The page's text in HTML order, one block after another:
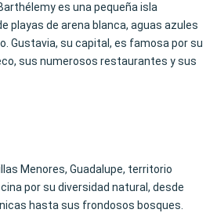
es una pequeña isla
playas de arena blanca, aguas azules
Gustavia, su capital, es famosa por su
sus numerosos restaurantes y sus
Menores, Guadalupe, territorio
por su diversidad natural, desde
hasta sus frondosos bosques.